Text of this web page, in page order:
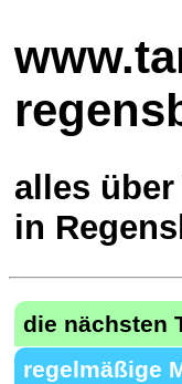
alles
in
die nächsten
regelmäßige